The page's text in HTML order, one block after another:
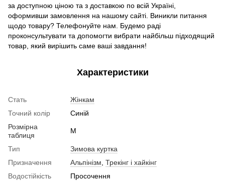
за доступною ціною та з доставкою по всій Україні,
оформивши замовлення на нашому сайті. Виникли питання
щодо товару? Телефонуйте нам. Будемо раді
проконсультувати та допомогти вибрати найбільш підходящий
товар, який вирішить саме ваші завдання!
Характеристики
Стать
Жінкам
Точний колір
Синій
Розмірна
таблиця
M
Тип
Зимова куртка
Призначення
Альпінізм Трекінг і хайкінг
Водостійкість
Просочення